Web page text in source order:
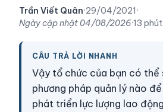
Trần Viết Quân·29/04/2021 ·
Ngày cập nhật04/08/2026·13
CÂU TRẢ LỜI NHANH
Vậy tổ chức của bạn có thể
phương pháp quản lý nào
phát triển lực lượng lao